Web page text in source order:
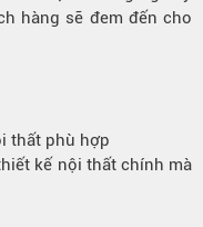
hàng sẽ đem đến cho
thất phù hợp
kế nội thất chính mà